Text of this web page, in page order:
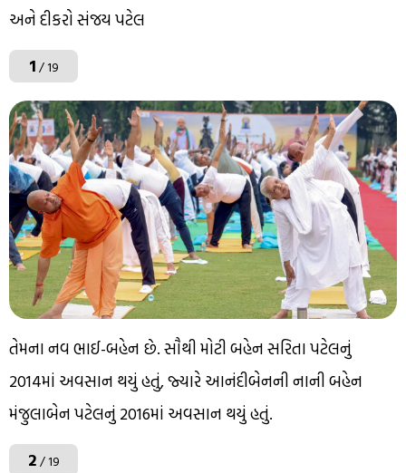
અને દીકરો સંજય પટેલ
1/ 19
તેમના નવ ભાઈ-બહેન છે. સૌથી મોટી બહેન સરિતા પટેલનું
2014માં અવસાન થયું હતું, જ્યારે આનંદીબેનની નાની બહેન
મંજુલાબેન પટેલનું 2016માં અવસાન થયું હતું.
2/ 19